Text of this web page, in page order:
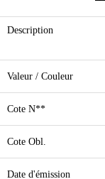
Description
Valeur / Couleur
Cote N**
Cote Obl.
Date d'émission